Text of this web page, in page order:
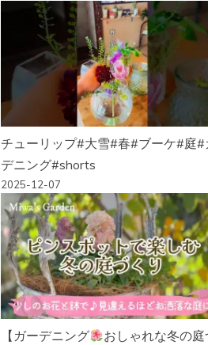
チューリップ#大雪#春#ブーケ#庭#
デニング#shorts
2025-12-07
【ガーデニング
おしゃれな冬の庭